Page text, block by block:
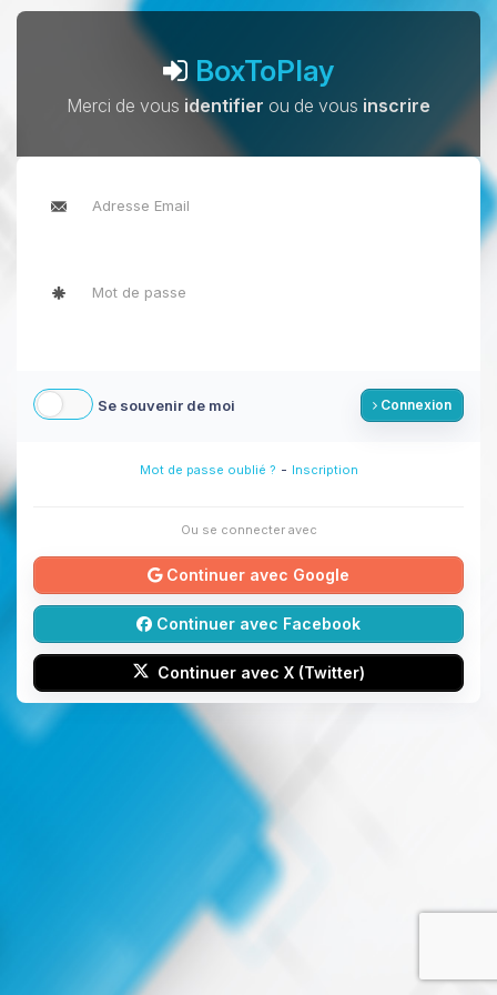
BoxToPlay
Merci de vous identifier ou de vous inscrire
Se souvenir de moi Connexion
Mot de passe oublié ? - Inscription
Ou se connecter avec
Continuer avec Google
Continuer avec Facebook
Continuer avec X (Twitter)